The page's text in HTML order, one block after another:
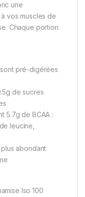
une
vos muscles de
Chaque portion
pré-digérées
de sucres
5.7g de BCAA :
leucine,
abondant
Iso 100